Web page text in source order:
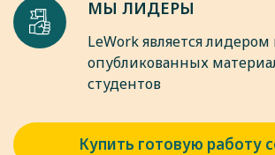
МЫ ЛИДЕРЫ
LeWork является
опубликованных
студентов
Купить готовую работу